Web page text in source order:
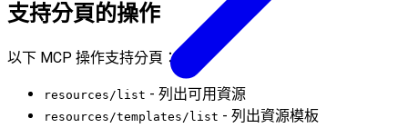
支持分頁的操作
以下 MCP 操作支持分頁：
resources/list - 列出可用資源
resources/templates/list - 列出資源模板